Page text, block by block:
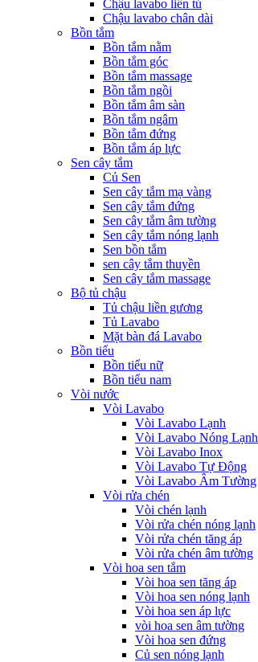
Chậu lavabo liền tủ
Chậu lavabo chân dài
Bồn tắm
Bồn tắm nằm
Bồn tắm góc
Bồn tắm massage
Bồn tắm ngồi
Bồn tắm âm sàn
Bồn tắm ngâm
Bồn tắm đứng
Bồn tắm áp lực
Sen cây tắm
Củ Sen
Sen cây tắm mạ vàng
Sen cây tắm đứng
Sen cây tắm âm tường
Sen cây tắm nóng lạnh
Sen bồn tắm
sen cây tắm thuyền
Sen cây tắm massage
Bộ tủ chậu
Tủ chậu liền gương
Tủ Lavabo
Mặt bàn đá Lavabo
Bồn tiểu
Bồn tiểu nữ
Bồn tiểu nam
Vòi nước
Vòi Lavabo
Vòi Lavabo Lạnh
Vòi Lavabo Nóng Lạnh
Vòi Lavabo Inox
Vòi Lavabo Tự Động
Vòi Lavabo Âm Tường
Vòi rửa chén
Vòi chén lạnh
Vòi rửa chén nóng lạnh
Vòi rửa chén tăng áp
Vòi rửa chén âm tường
Vòi hoa sen tắm
Vòi hoa sen tăng áp
Vòi hoa sen nóng lạnh
Vòi hoa sen áp lực
vòi hoa sen âm tường
Vòi hoa sen đứng
Củ sen nóng lạnh